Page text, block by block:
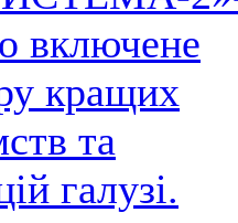
включене
кращих
та
галузі.